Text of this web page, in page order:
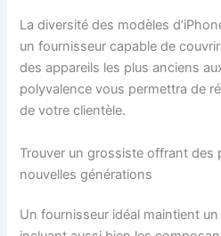
La diversité des modèles
un fournisseur capable de
des appareils les plus anciens
polyvalence vous permettra de
de votre clientèle.
Trouver un grossiste offrant des
nouvelles générations
Un fournisseur idéal maintient